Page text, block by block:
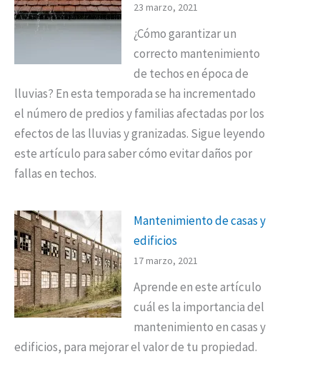
23 marzo, 2021
¿Cómo garantizar un
correcto mantenimiento
de techos en época de
lluvias? En esta temporada se ha incrementado
el número de predios y familias afectadas por los
efectos de las lluvias y granizadas. Sigue leyendo
este artículo para saber cómo evitar daños por
fallas en techos.
Mantenimiento de casas y
edificios
17 marzo, 2021
Aprende en este artículo
cuál es la importancia del
mantenimiento en casas y
edificios, para mejorar el valor de tu propiedad.